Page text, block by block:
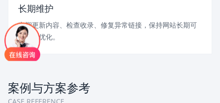
长期维护
定期更新内容、检查收录、修复异常链接，保持网站长期可
用和可优化。
案例与方案参考